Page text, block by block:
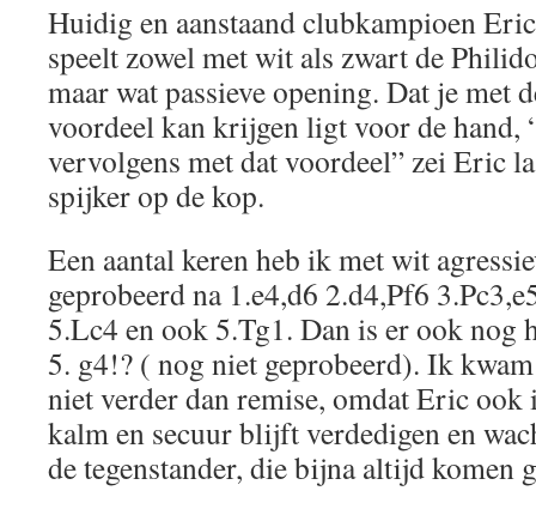
Huidig en aanstaand clubkampioen
speelt zowel met wit als zwart de
maar wat passieve opening. Dat je met
voordeel kan krijgen ligt voor de hand,
vervolgens met dat voordeel” zei Eric
spijker op de kop.
Een aantal keren heb ik met wit
geprobeerd na 1.e4,d6 2.d4,Pf6
5.Lc4 en ook 5.Tg1. Dan is er ook nog
5. g4!? ( nog niet geprobeerd). Ik
niet verder dan remise, omdat Eric
kalm en secuur blijft verdedigen en
de tegenstander, die bijna altijd komen